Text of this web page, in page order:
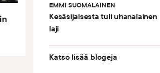
EMMI SUOMALAINEN
Kesäsijaisesta tuli uhanalainen
laji
Katso lisää blogeja